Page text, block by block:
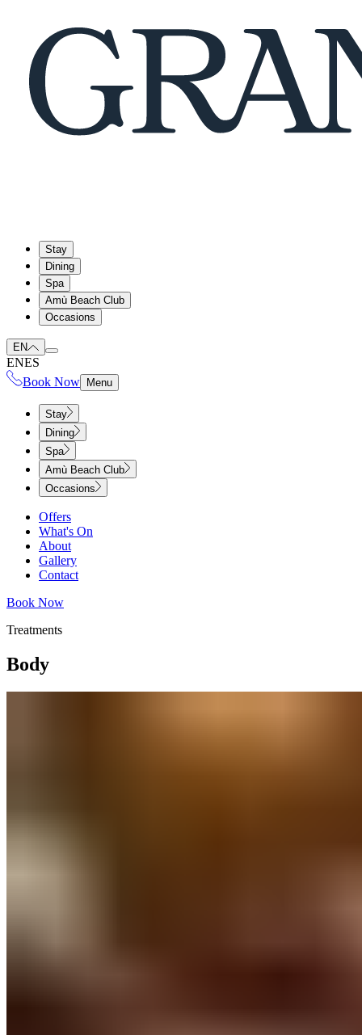
Stay
Dining
Spa
Amù Beach Club
Occasions
EN
ENES
Book Now
Menu
Stay
Dining
Spa
Amù Beach Club
Occasions
Offers
What's On
About
Gallery
Contact
Book Now
Treatments​​​​‌ ‍ ​‍​‍‌‍ ‌ ​‍‌‍‍‌‌‍‌ ‌‍‍‌‌‍ ‍​‍​‍​ ‍‍​‍​‍‌ ​ ‌‍​‌‌‍ ‍‌‍‍‌‌ ‌​‌ ‍‌​‍ ‍‌‍‍‌‌‍ ​‍​‍​‍ ​​‍​‍‌‍‍​‌ ​‍‌‍‌‌‌‍‌‍​‍​‍​ ‍‍​‍​‍‌‍‍​‌ ‌​‌ ‌​‌ ​​‌ ​ ​ ‍‍​‍ ​‍ ‌‍ ​​‍ ‌‌‍​‌‌‍ ‍‌‍‌​​‍ ‌‌ ​‍​‍ ‌‌‍‍​‌‍ ‌ ‌​‌‍‌‌‌‍ ​‌ ​ ​‍ ‌‌ ​ ‌ ‌​‌ ‌‌‌‍‌​‌‍‍‌‌‍ ​‍ ‍‌ ‌‍‌‍‌‌‌ ​‍‌‍​ ‌‍‌‌‌‍ ​​‍ ‍‌‍​‌‌ ​​‌ ​​​‍ ‌‍‍‌‌‍ ‍‌ ‌​‌‍‌‌‌‍ ‍‌ ‌​​‍ ‌‍‌‌‌‍‌​‌‍‍‌‌ ‌​​‍ ‌‍ ‌‌‍ ‌‍‌​‌‍‌‌​ ‌‌ ​​‌ ​‍‌‍‌‌‌ ​ ‌‍‌‌‌‍ ‍‌ ‌​‌‍​‌‌ ‌​‌‍‍‌‌‍ ‌‍ ‍​ ‍ ‌‍‍‌‌‍‌​​ ‌​ ​​​ ‌​​ ‌ ‌‍​‍​ ‌‍​ ​‍‌‍​‍​ ​‍​‍ ‌​ ​ ​ ​‍​ ‌‍​ ‌​​‍ ‌​ ‌​​ ​​​ ‍​‌‍‌​​‍ ‌‌‍​‍​ ‌ ‌‍​‍‌‍​ ​‍ ‌‌‍​ ​ ‌​‌‍​‌‌‍​‍‌‍‌‌​ ‌‌​ ‍‌​ ‌ ​ ‍‌​ ‍​‌‍‌‍​ ‍​​ ‍ ‌ ‌​‌ ‍‌‌ ​​‌‍‌‌​ ‌‌‍‍​‌‍ ‌ ‌​‌‍‌‌‌‍ ​‌‌​ ‌‍‍‌‌ ‌​‌‍‌‌‌‌​​‌‍​‌‌‍‌ ‌‍‌‌​ ‍ ‌ ​​‌‍​‌‌ ‌​‌‍‍​​ ‌‌ ​​‌‍​‌‌‍‌ ‌‍‌‌‌​​‍‌ ‌‌‌‍‍‌‌‍ ​‌‍‌​‌‍‌‌‌ ​‍​‍‌‌​ ‌‌‌​​‍‌‌ ‌‍‍ ‌‍‌‌‌ ‍‌​‍‌‌​ ​ ‌​‌​​‍‌‌​ ​ ‌​‌​​‍‌‌​ ​‍​ ​‍‌‍‌​​ ​ ​ ​​​ ‍‌​ ‌ ​ ​‍​ ‌​‌‍‌‌‌‍​ ‌‍‌​​ ​ ‌‍‌‌​‍‌‌​ ​‍​ ​‍​‍‌‌​ ‌‌‌​‌​​‍ ‍‌ ​ ‌ ‌‌‌‍​‍‌‍‍​‌‍‌‌‌‍​‌‌‍‌​‌‍‍‌‌‍ ‍‌‍‌ ​ ‌‍​‍‌‍​‌‌ ​ ‌‍‌‌‌‌‌‌‌ ​‍‌‍ ​​ ‌‌‍‍​‌ ‌​‌ ‌​‌ ​​‌ ​ ​‍‌‌​ ​ ‌​​‌​‍‌‌​ ​‍‌​‌‍​‍‌‌​ ​‍‌​‌‍‌‍ ​​‍ ‌‌‍​‌‌‍ ‍‌‍‌​​‍ ‌‌ ​‍​‍ ‌‌‍‍​‌‍ ‌ ‌​‌‍‌‌‌‍ ​‌ ​ ​‍ ‌‌ ​ ‌ ‌​‌ ‌‌‌‍‌​‌‍‍‌‌‍ ​‍ ‍‌ ‌‍‌‍‌‌‌ ​‍‌‍​ ‌‍‌‌‌‍ ​​‍ ‍‌‍​‌‌ ​​‌ ​​​‍‌‍‌‍‍‌‌‍‌​​ ‌​ ​​​ ‌​​ ‌ ‌‍​‍​ ‌‍​ ​‍‌‍​‍​ ​‍​‍ ‌​ ​ ​ ​‍​ ‌‍​ ‌​​‍ ‌​ ‌​​ ​​​ ‍​‌‍‌​​‍ ‌‌‍​‍​ ‌ ‌‍​‍‌‍​ ​‍ ‌‌‍​ ​ ‌​‌‍​‌‌‍​‍‌‍‌‌​ ‌‌​ ‍‌​ ‌ ​ ‍‌​ ‍​‌‍‌‍​ ‍​​‍‌‍‌ ‌​‌ ‍‌‌ ​​‌‍‌‌​ ‌‌‍‍​‌‍ ‌ ‌​‌‍‌‌‌‍ ​‌‌​ ‌‍‍‌‌ ‌​‌‍‌‌‌‌​​‌‍​‌‌‍‌ ‌‍‌‌​‍‌‍‌ ​​‌‍​‌‌ ‌​‌‍‍​​ ‌‌ ​​‌‍​‌‌‍‌ ‌‍‌‌‌​​‍‌ ‌‌‌‍‍‌‌‍ ​‌‍‌​‌‍‌‌‌ ​‍​‍‌‌​ ‌‌‌​​‍‌‌ ‌‍‍ ‌‍‌‌‌ ‍‌​‍‌‌​ ​ ‌​‌​​‍‌‌​ ​ ‌​‌​​‍‌‌​ ​‍​ ​‍‌‍‌​​ ​ ​ ​​​ ‍‌​ ‌ ​ ​‍​ ‌​‌‍‌‌‌‍​ ‌‍‌​​ ​ ‌‍‌‌​‍‌‌​ ​‍​ ​‍​‍‌‌​ ‌‌‌​‌​​‍ ‍‌ ​ ‌ ‌‌‌‍​‍‌‍‍​‌‍‌‌‌‍​‌‌‍‌​‌‍‍‌‌‍ ‍‌‍‌ ​‍‌‍‌ ​​‌‍‌‌‌ ​‍‌ ​ ‌ ​​‌‍‌‌‌‍​ ‌ ‌​‌‍‍‌‌ ‌‍‌‍‌‌​ ‌‌ ​​‌ ‌‌‌‍​‍‌‍ ​‌‍‍‌‌ ​ ‌‍‍​‌‍‌‌‌‍‌​​‍​‍‌ ‌
Body​​​​‌ ‍ ​‍​‍‌‍ ‌ ​‍‌‍‍‌‌‍‌ ‌‍‍‌‌‍ ‍​‍​‍​ ‍‍​‍​‍‌ ​ ‌‍​‌‌‍ ‍‌‍‍‌‌ ‌​‌ ‍‌​‍ ‍‌‍‍‌‌‍ ​‍​‍​‍ ​​‍​‍‌‍‍​‌ ​‍‌‍‌‌‌‍‌‍​‍​‍​ ‍‍​‍​‍‌‍‍​‌ ‌​‌ ‌​‌ ​​‌ ​ ​ ‍‍​‍ ​‍ ‌‍ ​​‍ ‌‌‍​‌‌‍ ‍‌‍‌​​‍ ‌‌ ​‍​‍ ‌‌‍‍​‌‍ ‌ ‌​‌‍‌‌‌‍ ​‌ ​ ​‍ ‌‌ ​ ‌ ‌​‌ ‌‌‌‍‌​‌‍‍‌‌‍ ​‍ ‍‌ ‌‍‌‍‌‌‌ ​‍‌‍​ ‌‍‌‌‌‍ ​​‍ ‍‌‍​‌‌ ​​‌ ​​​‍ ‌‍‍‌‌‍ ‍‌ ‌​‌‍‌‌‌‍ ‍‌ ‌​​‍ ‌‍‌‌‌‍‌​‌‍‍‌‌ ‌​​‍ ‌‍ ‌‌‍ ‌‍‌​‌‍‌‌​ ‌‌ ​​‌ ​‍‌‍‌‌‌ ​ ‌‍‌‌‌‍ ‍‌ ‌​‌‍​‌‌ ‌​‌‍‍‌‌‍ ‌‍ ‍​ ‍ ‌‍‍‌‌‍‌​​ ‌​ ​​​ ‌​​ ‌ ‌‍​‍​ ‌‍​ ​‍‌‍​‍​ ​‍​‍ ‌​ ​ ​ ​‍​ ‌‍​ ‌​​‍ ‌​ ‌​​ ​​​ ‍​‌‍‌​​‍ ‌‌‍​‍​ ‌ ‌‍​‍‌‍​ ​‍ ‌‌‍​ ​ ‌​‌‍​‌‌‍​‍‌‍‌‌​ ‌‌​ ‍‌​ ‌ ​ ‍‌​ ‍​‌‍‌‍​ ‍​​ ‍ ‌ ‌​‌ ‍‌‌ ​​‌‍‌‌​ ‌‌‍‍​‌‍ ‌ ‌​‌‍‌‌‌‍ ​‌‌​ ‌‍‍‌‌ ‌​‌‍‌‌‌‌​​‌‍​‌‌‍‌ ‌‍‌‌​ ‍ ‌ ​​‌‍​‌‌ ‌​‌‍‍​​ ‌‌ ​​‌‍​‌‌‍‌ ‌‍‌‌‌​​‍‌ ‌‌‌‍‍‌‌‍ ​‌‍‌​‌‍‌‌‌ ​‍​‍‌‌​ ‌‌‌​​‍‌‌ ‌‍‍ ‌‍‌‌‌ ‍‌​‍‌‌​ ​ ‌​‌​​‍‌‌​ ​ ‌​‌​​‍‌‌​ ​‍​ ​‍‌‍‌​​ ​ ​ ​​​ ‍‌​ ‌ ​ ​‍​ ‌​‌‍‌‌‌‍​ ‌‍‌​​ ​ ‌‍‌‌​‍‌‌​ ​‍​ ​‍​‍‌‌​ ‌‌‌​‌​​‍ ‍‌‍‍​‌‍‌‌‌‍​‌‌‍‌​‌‍‍‌‌‍ ‍‌‍‌ ​ ‌‍​‍‌‍​‌‌ ​ ‌‍‌‌‌‌‌‌‌ ​‍‌‍ ​​ ‌‌‍‍​‌ ‌​‌ ‌​‌ ​​‌ ​ ​‍‌‌​ ​ ‌​​‌​‍‌‌​ ​‍‌​‌‍​‍‌‌​ ​‍‌​‌‍‌‍ ​​‍ ‌‌‍​‌‌‍ ‍‌‍‌​​‍ ‌‌ ​‍​‍ ‌‌‍‍​‌‍ ‌ ‌​‌‍‌‌‌‍ ​‌ ​ ​‍ ‌‌ ​ ‌ ‌​‌ ‌‌‌‍‌​‌‍‍‌‌‍ ​‍ ‍‌ ‌‍‌‍‌‌‌ ​‍‌‍​ ‌‍‌‌‌‍ ​​‍ ‍‌‍​‌‌ ​​‌ ​​​‍‌‍‌‍‍‌‌‍‌​​ ‌​ ​​​ ‌​​ ‌ ‌‍​‍​ ‌‍​ ​‍‌‍​‍​ ​‍​‍ ‌​ ​ ​ ​‍​ ‌‍​ ‌​​‍ ‌​ ‌​​ ​​​ ‍​‌‍‌​​‍ ‌‌‍​‍​ ‌ ‌‍​‍‌‍​ ​‍ ‌‌‍​ ​ ‌​‌‍​‌‌‍​‍‌‍‌‌​ ‌‌​ ‍‌​ ‌ ​ ‍‌​ ‍​‌‍‌‍​ ‍​​‍‌‍‌ ‌​‌ ‍‌‌ ​​‌‍‌‌​ ‌‌‍‍​‌‍ ‌ ‌​‌‍‌‌‌‍ ​‌‌​ ‌‍‍‌‌ ‌​‌‍‌‌‌‌​​‌‍​‌‌‍‌ ‌‍‌‌​‍‌‍‌ ​​‌‍​‌‌ ‌​‌‍‍​​ ‌‌ ​​‌‍​‌‌‍‌ ‌‍‌‌‌​​‍‌ ‌‌‌‍‍‌‌‍ ​‌‍‌​‌‍‌‌‌ ​‍​‍‌‌​ ‌‌‌​​‍‌‌ ‌‍‍ ‌‍‌‌‌ ‍‌​‍‌‌​ ​ ‌​‌​​‍‌‌​ ​ ‌​‌​​‍‌‌​ ​‍​ ​‍‌‍‌​​ ​ ​ ​​​ ‍‌​ ‌ ​ ​‍​ ‌​‌‍‌‌‌‍​ ‌‍‌​​ ​ ‌‍‌‌​‍‌‌​ ​‍​ ​‍​‍‌‌​ ‌‌‌​‌​​‍ ‍‌‍‍​‌‍‌‌‌‍​‌‌‍‌​‌‍‍‌‌‍ ‍‌‍‌ ​‍‌‍‌ ​​‌‍‌‌‌ ​‍‌ ​ ‌ ​​‌‍‌‌‌‍​ ‌ ‌​‌‍‍‌‌ ‌‍‌‍‌‌​ ‌‌ ​​‌ ‌‌‌‍​‍‌‍ ​‌‍‍‌‌ ​ ‌‍‍​‌‍‌‌‌‍‌​​‍​‍‌ ‌